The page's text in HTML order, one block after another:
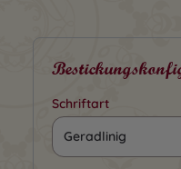
Schriftart